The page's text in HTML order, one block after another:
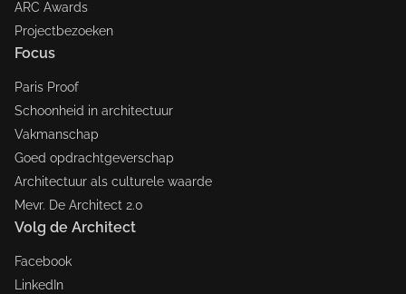
ARC Awards
Projectbezoeken
Focus
Paris Proof
Schoonheid in architectuur
Vakmanschap
Goed opdrachtgeverschap
Architectuur als culturele waarde
Mevr. De Architect 2.0
Volg de Architect
Facebook
LinkedIn